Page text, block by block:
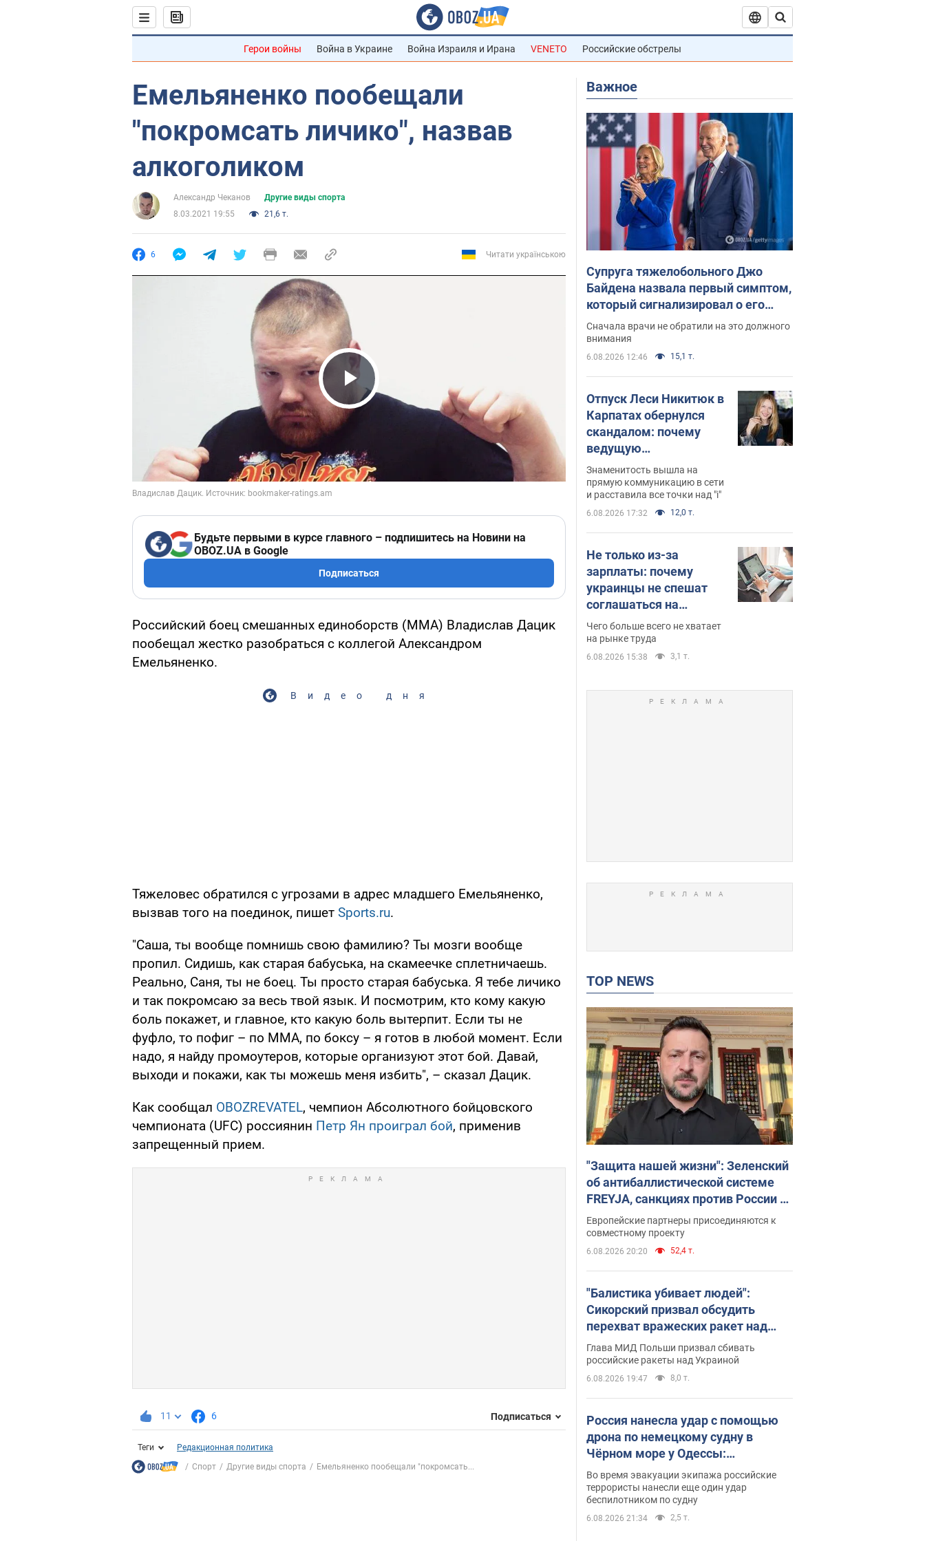
Герои войны Война в Украине Война Израиля и Ирана VENETO Российские обстрелы
Емельяненко пообещали
"покромсать личико", назвав
алкоголиком
Александр Чеканов
Другие виды спорта
8.03.2021 19:55
21,6 т.
6 Читати українською
Play Video
Будьте первыми в курсе главного – подпишитесь на Новини на
OBOZ.UA в Google
Подписаться
Российский боец смешанных единоборств (ММА) Владислав Дацик
пообещал жестко разобраться с коллегой Александром
Емельяненко.
Видео дня
Тяжеловес обратился с угрозами в адрес младшего Емельяненко,
вызвав того на поединок, пишет Sports.ru.
"Саша, ты вообще помнишь свою фамилию? Ты мозги вообще
пропил. Сидишь, как старая бабуська, на скамеечке сплетничаешь.
Реально, Саня, ты не боец. Ты просто старая бабуська. Я тебе личико
и так покромсаю за весь твой язык. И посмотрим, кто кому какую
боль покажет, и главное, кто какую боль вытерпит. Если ты не
фуфло, то пофиг – по ММА, по боксу – я готов в любой момент. Если
надо, я найду промоутеров, которые организуют этот бой. Давай,
выходи и покажи, как ты можешь меня избить", – сказал Дацик.
Как сообщал OBOZREVATEL, чемпион Абсолютного бойцовского
чемпионата (UFC) россиянин Петр Ян проиграл бой, применив
запрещенный прием.
11 6 Подписаться
Теги
Редакционная политика
Спорт
Другие виды спорта Емельяненко пообещали "покромсать...
Важное
Супруга тяжелобольного Джо
Байдена назвала первый симптом,
который сигнализировал о его
"агрессивном" раке
Сначала врачи не обратили на это должного
внимания
6.08.2026 12:46 15,1 т.
Отпуск Леси Никитюк в
Карпатах обернулся
скандалом: почему
ведущую
несправедливо
захейтили
Знаменитость вышла на
прямую коммуникацию в сети
и расставила все точки над "i"
6.08.2026 17:32 12,0 т.
Не только из-за
зарплаты: почему
украинцы не спешат
соглашаться на
вакансии
Чего больше всего не хватает
на рынке труда
6.08.2026 15:38 3,1 т.
TOP NEWS
"Защита нашей жизни": Зеленский
об антибаллистической системе
FREYJA, санкциях против России и
поддержке аграриев. Видео
Европейские партнеры присоединяются к
совместному проекту
6.08.2026 20:20 52,4 т.
"Балистика убивает людей":
Сикорский призвал обсудить
перехват вражеских ракет над
Украиной
Глава МИД Польши призвал сбивать
российские ракеты над Украиной
6.08.2026 19:47 8,0 т.
Россия нанесла удар с помощью
дрона по немецкому судну в
Чёрном море у Одессы:
подробности
Во время эвакуации экипажа российские
террористы нанесли еще один удар
беспилотником по судну
6.08.2026 21:34 2,5 т.